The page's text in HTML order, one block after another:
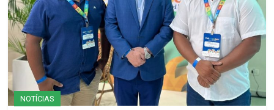
NOTÍCIAS